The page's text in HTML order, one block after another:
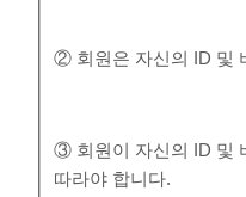
② 회원은 자신의 ID 및
③ 회원이 자신의 ID 및
따라야 합니다.